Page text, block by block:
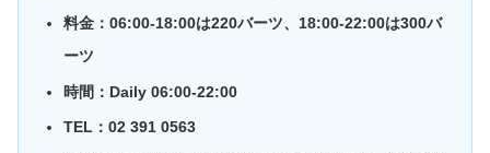
料金：06:00-18:00は220バーツ、18:00-22:00は300バ
ーツ
時間：Daily 06:00-22:00
TEL：02 391 0563